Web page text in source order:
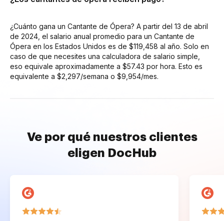
¿Cuánto gana un Cantante de Ópera? A partir del 13 de abril
de 2024, el salario anual promedio para un Cantante de
Ópera en los Estados Unidos es de $119,458 al año. Solo en
caso de que necesites una calculadora de salario simple,
eso equivale aproximadamente a $57.43 por hora. Esto es
equivalente a $2,297/semana o $9,954/mes.
Ve por qué nuestros clientes
eligen DocHub